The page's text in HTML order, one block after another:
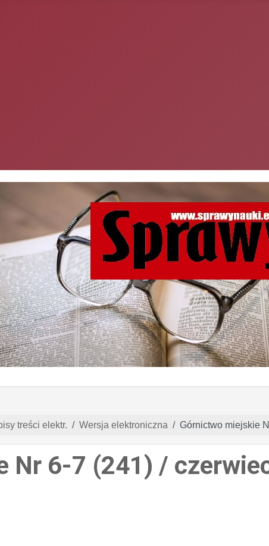
treści elektr. Wersja elektroniczna Górnictwo miejskie
Nr 6-7 (241) /